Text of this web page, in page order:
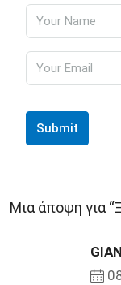
Submit
Μια άποψη για